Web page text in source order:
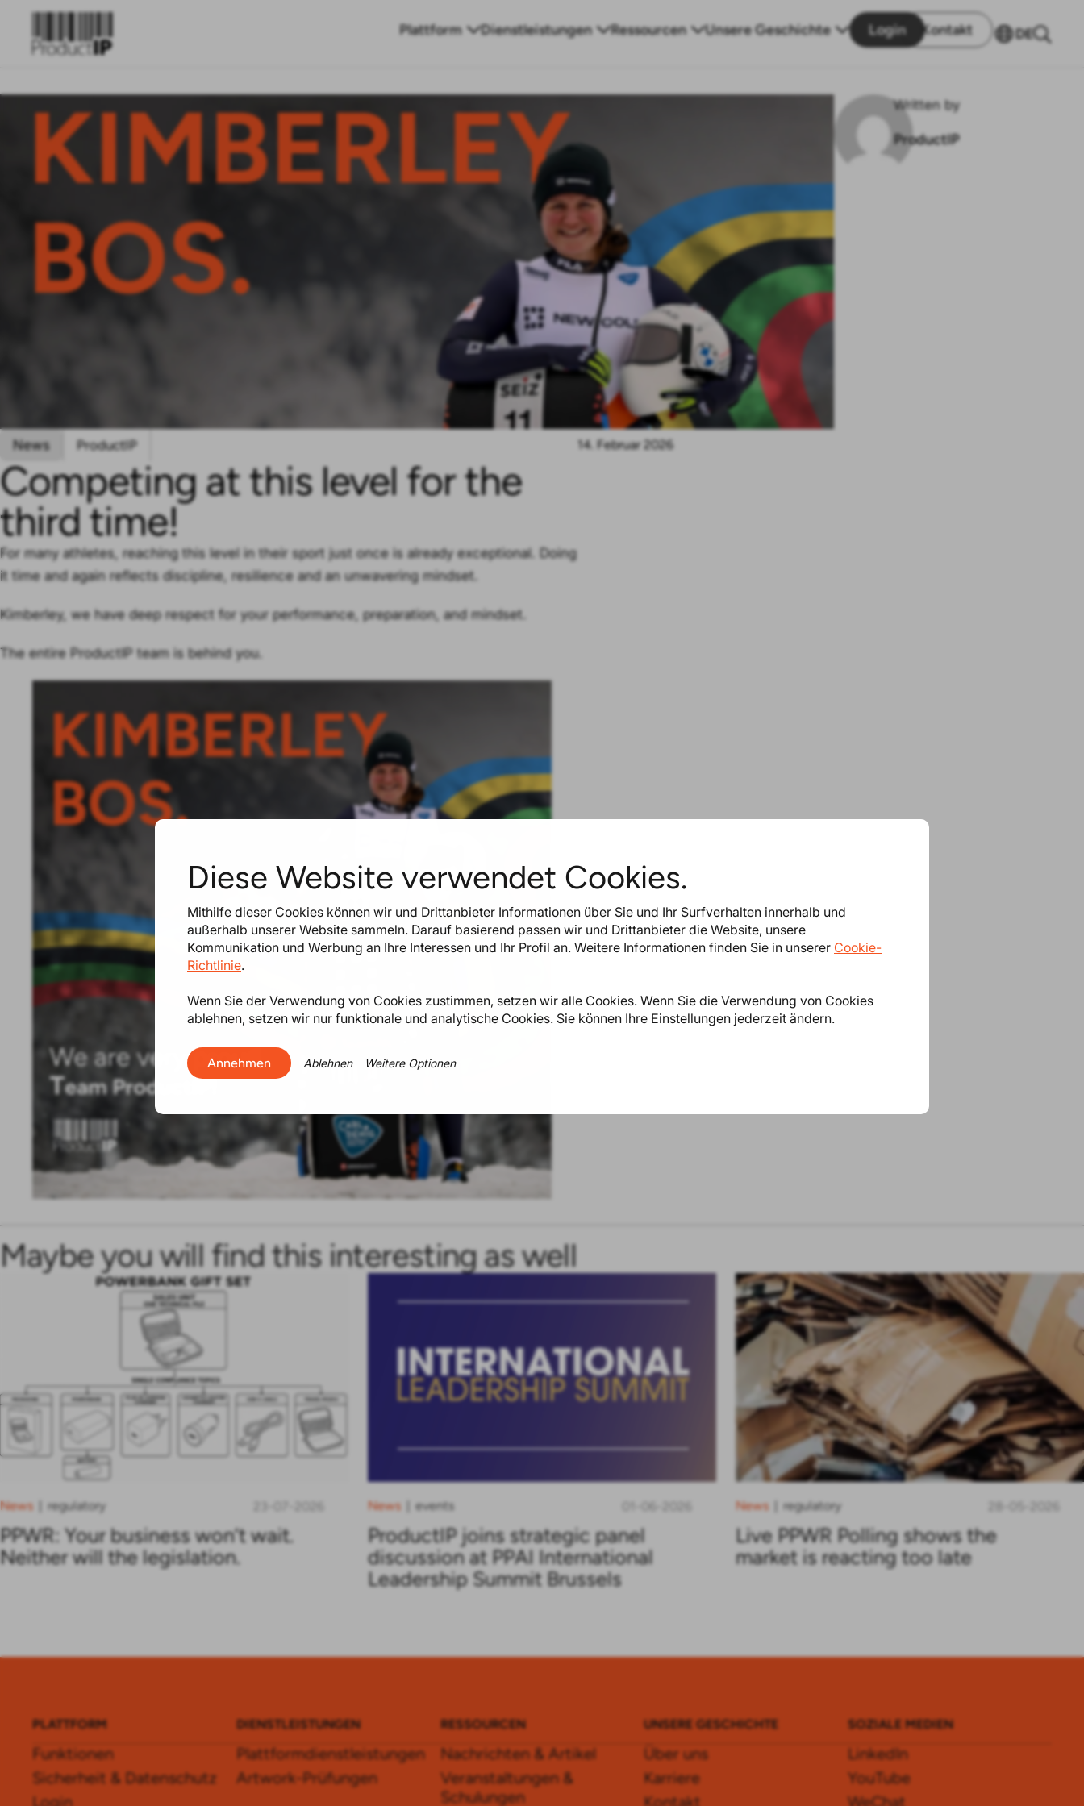
Plattform Dienstleistungen Ressourcen Unsere Geschichte Login Kontakt DE
News ProductIP 14. Februar 2026
Competing at this level for the
third time!
For many athletes, reaching this level in their sport just once is already exceptional. Doing
it time and again reflects discipline, resilience and an unwavering mindset.
Kimberley, we have deep respect for your performance, preparation, and mindset.
The entire ProductIP team is behind you.
Written by
ProductIP
Maybe you will find this interesting as well
News regulatory
PPWR: Your business won’t wait.
Neither will the legislation.
News events
ProductIP joins strategic panel
discussion at PPAI International
Leadership Summit Brussels
News regulatory
Live PPWR Polling shows the
market is reacting too late
PLATTFORM
Funktionen
Sicherheit & Datenschutz
DIENSTLEISTUNGEN
Plattformdienstleistungen
Artwork-Prüfungen
RESSOURCEN
Nachrichten & Artikel
Veranstaltungen &
Schulungen
UNSERE GESCHICHTE
Über uns
Karriere
SOZIALE MEDIEN
LinkedIn
YouTube
Diese Website verwendet Cookies.
Mithilfe dieser Cookies können wir und Drittanbieter Informationen über Sie und Ihr Surfverhalten innerhalb und
außerhalb unserer Website sammeln. Darauf basierend passen wir und Drittanbieter die Website, unsere
Kommunikation und Werbung an Ihre Interessen und Ihr Profil an. Weitere Informationen finden Sie in unserer Cookie-
Richtlinie.
Wenn Sie der Verwendung von Cookies zustimmen, setzen wir alle Cookies. Wenn Sie die Verwendung von Cookies
ablehnen, setzen wir nur funktionale und analytische Cookies. Sie können Ihre Einstellungen jederzeit ändern.
Annehmen Ablehnen Weitere Optionen